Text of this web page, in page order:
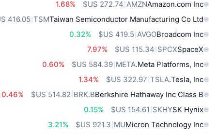
Amazon.com Inc
AMZN
1.68%
Taiwan Semiconductor Manufacturing Co Ltd
TSM
Broadcom Inc
AVGO
0.32%
SpaceX
SPCX
7.97%
Meta Platforms, Inc.
META
‏584.39 US$
0.60%
Tesla, Inc.
TSLA
1.34%
Berkshire Hathaway Inc Class B
BRK.B
0.46%
SK Hynix
SKHY
0.15%
Micron Technology Inc
MU
3.21%